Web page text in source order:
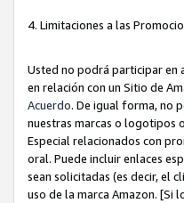
4. Limitaciones a las
Usted no podrá participar en
en relación con un Sitio de
Acuerdo. De igual forma, no
nuestras marcas o logotipos
Especial relacionados con
oral. Puede incluir enlaces
sean solicitadas (es decir, el
uso de la marca Amazon. [Si